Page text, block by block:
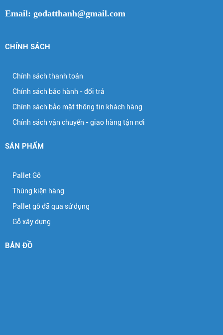
Email: godatthanh@gmail.com
CHÍNH SÁCH
Chính sách thanh toán
Chính sách bảo hành - đổi trả
Chính sách bảo mật thông tin khách hàng
Chính sách vận chuyển - giao hàng tận nơi
SẢN PHẨM
Pallet Gỗ
Thùng kiện hàng
Pallet gỗ đã qua sử dụng
Gỗ xây dựng
BẢN ĐỒ